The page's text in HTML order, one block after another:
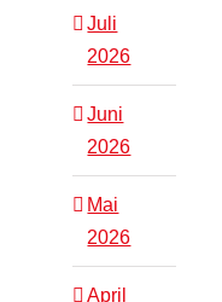
Juli
2026
Juni
2026
Mai
2026
April